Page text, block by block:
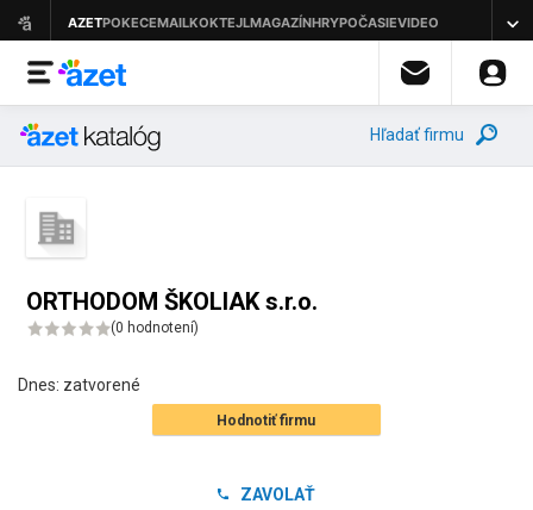
Hľadať firmu
ORTHODOM ŠKOLIAK s.r.o.
(0 hodnotení)
Dnes: zatvorené
Hodnotiť firmu
ZAVOLAŤ